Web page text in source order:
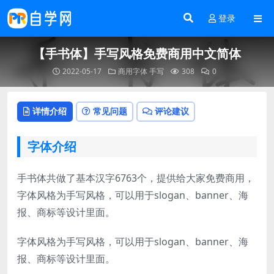
登录
【手书体】手写风格免费商用中文简体
2022-05-17 商用字体手写 308 0
详情介绍 常见问题 评论建议
字体介绍
手书体共做了基本汉字6763个，提供给大家免费商用，
字体风格为手写风格，可以用于slogan、banner、海
报、商标等设计里面。
字体风格为手写风格，可以用于slogan、banner、海
报、商标等设计里面。